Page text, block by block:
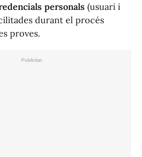
personals (usuari i
durant el procés
proves.